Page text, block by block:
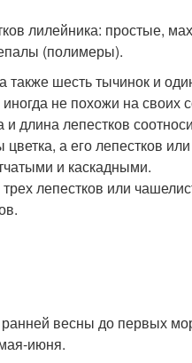
лилейника: простые,
(полимеры).
шесть тычинок и
не похожи на своих
лепестков
а его лепестков
и каскадными.
лепестков или
весны до первых
июня.